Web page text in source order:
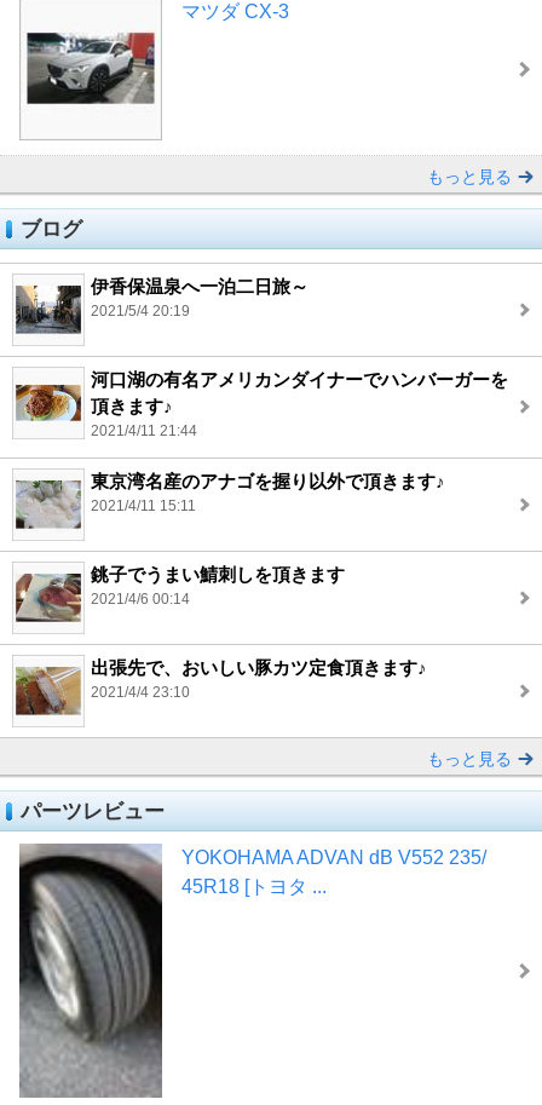
マツダ CX-3
もっと見る
ブログ
伊香保温泉へ一泊二日旅～
2021/5/4 20:19
河口湖の有名アメリカンダイナーでハンバーガーを
頂きます♪
2021/4/11 21:44
東京湾名産のアナゴを握り以外で頂きます♪
2021/4/11 15:11
銚子でうまい鯖刺しを頂きます
2021/4/6 00:14
出張先で、おいしい豚カツ定食頂きます♪
2021/4/4 23:10
もっと見る
パーツレビュー
YOKOHAMA ADVAN dB V552 235/
45R18 [トヨタ ...